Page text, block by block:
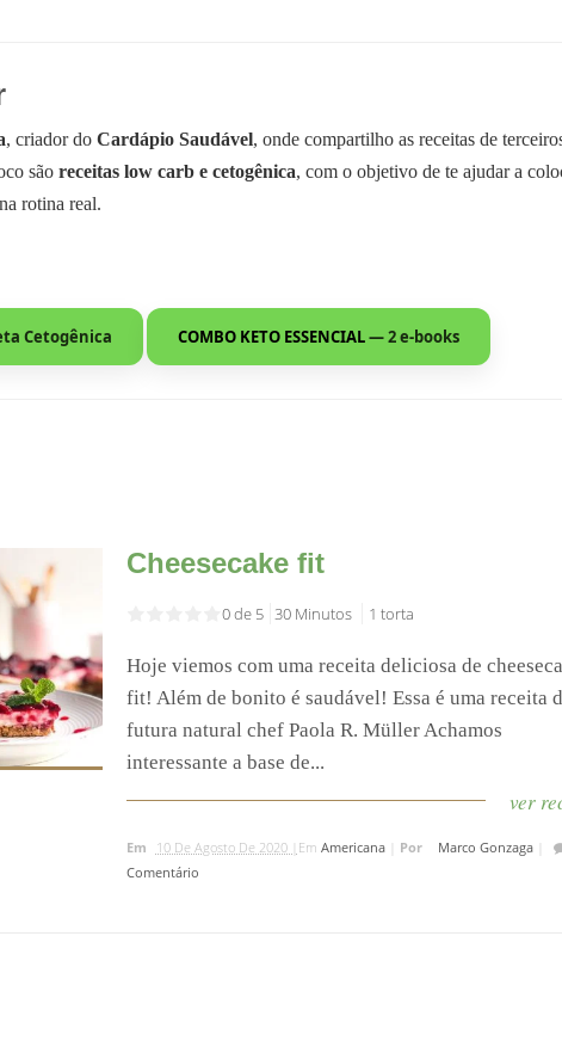
, criador do Cardápio Saudável, onde compartilho as receitas de
são receitas low carb e cetogênica, com o objetivo de te ajudar a
rotina real.
Cetogênica COMBO KETO ESSENCIAL— 2 e-books
Cheesecake fit
0 de 5 30 Minutos 1 torta
Hoje viemos com uma receita deliciosa de
fit! Além de bonito é saudável! Essa é uma receita
futura natural chef Paola R. Müller Achamos
interessante a base de...
ver
Em 10 De Agosto De 2020 | Em Americana| Por Marco Gonzaga|
Comentário